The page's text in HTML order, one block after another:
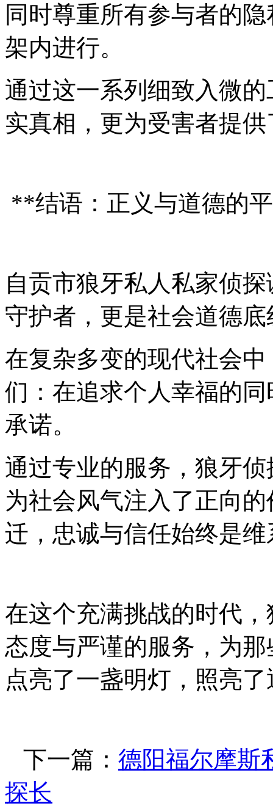
同时尊重所有参与者的
架内进行。
通过这一系列细致入微
实真相，更为受害者提
**结语：正义与道德的
自贡市狼牙私人私家侦
守护者，更是社会道德
在复杂多变的现代社会
们：在追求个人幸福的
承诺。
通过专业的服务，狼牙
为社会风气注入了正向
迁，忠诚与信任始终是
在这个充满挑战的时代
态度与严谨的服务，为
点亮了一盏明灯，照亮
下一篇： 德阳福尔摩斯
探长